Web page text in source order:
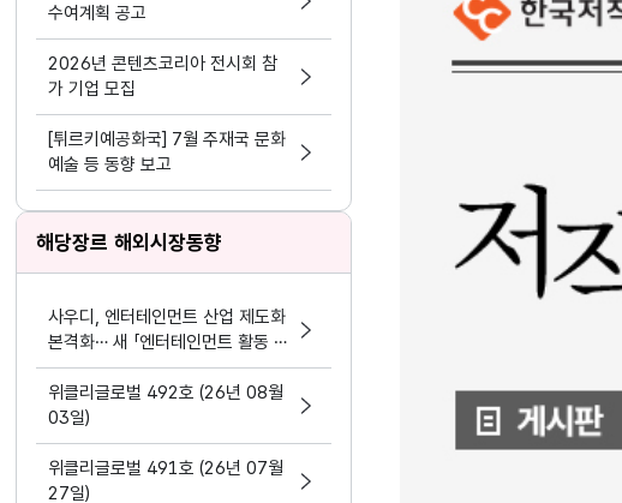
수여계획 공고
2026년 콘텐츠코리아 전시회 참
가 기업 모집
[튀르키예공화국] 7월 주재국 문화
예술 등 동향 보고
해당장르 해외시장동향
사우디, 엔터테인먼트 산업 제도화
본격화… 새 「엔터테인먼트 활동 및
지원 활동법」 제정
위클리글로벌 492호 (26년 08월
03일)
위클리글로벌 491호 (26년 07월
27일)